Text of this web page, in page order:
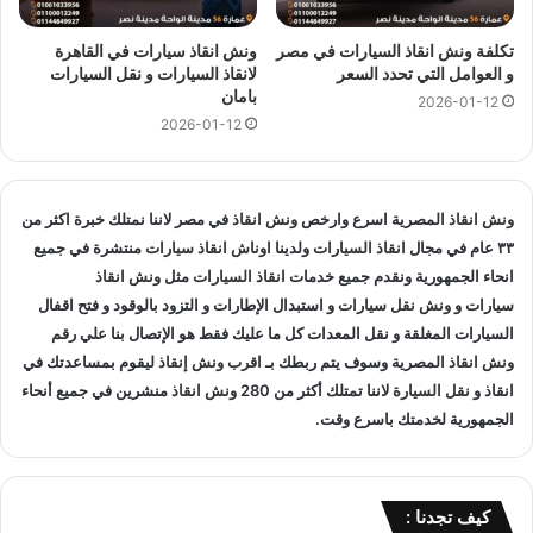
مميزاتونش انقاذ سياراتالمصرية :
ونش انقاذ المصرية ونش انقاذ علي طريق السويس
اسرع ونش انقاذ علي طريق السويسواقرب ونش انقاذ علي طريق
السويس
لأن اوناشنا قريبة منك , كما نمتلك خبرة لاكثر من 33 عاما
اسطولسيارات انقاذمنتشرة علي طريق السويس و المناطق
المجاوره واوناش انقاذفي جميع انحاء الجمهورية لإنقاذ ونقل
السياراتالمعطلة و سيارات الحوادث.
انقاذ السيارات:
اذا تعطلت سيارتك او تعرضت لحادث سير يمكنك الاتصال بـ ونش
انقاذ المصرية لانقاذ سيارتك ونقلك في الحال فنحن حريصين علي
تقديم و توفير جميع خدماتانقاذ السياراتالتي قد تحتاج اليها سواء
تكلفة ونش انقاذ السيارات في مصر
و العوامل التي تحدد السعر
2026-01-12
ونش انقاذ سيارات في القاهرة
لانقاذ السيارات و نقل السيارات
بامان
2026-01-12
ونش انقاذ المصرية اسرع وارخص ونش انقاذفي مصر لاننا نمتلك خبرة اكثر من
٣٣ عام في مجال
انقاذ السياراتولدينا اوناش انقاذ سياراتمنتشرة في جميع
انحاء الجمهورية ونقدم جميع خدمات انقاذ السياراتمثل ونش انقاذ
سياراتو ونش نقل سياراتو استبدال الإطارات و التزود بالوقود و فتح اقفال
السيارات المغلقة و نقل المعدات كل ما عليك فقط هو الإتصال بنا عليرقم
ونش انقاذ المصرية وسوف يتم ربطك بـ اقرب ونش إنقاذليقوم بمساعدتك في
انقاذ و نقل السيارة لاننا تمتلك أكثر من 280 ونش انقاذمنشرين في جميع أنحاء
الجمهورية لخدمتك باسرع وقت.
كيف تجدنا :